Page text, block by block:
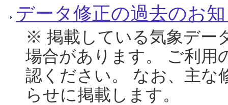
データ修正の過去のお
※ 掲載している気象デー
場合があります。 ご利用
認ください。 なお、主な
らせに掲載します。